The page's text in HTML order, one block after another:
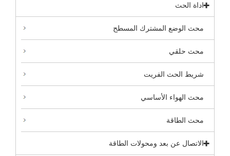
اداة الحث
محث الوضع المشترك المسطح
محث حلقي
شريط الحث الفريت
محث الهواء الأساسي
محث الطاقة
الاتصال عن بعد ومحولات الطاقة